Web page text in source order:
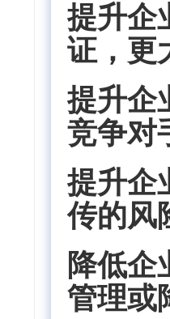
提升企
证，更
提升企
竞争对
提升企
传的风
降低企
管理或